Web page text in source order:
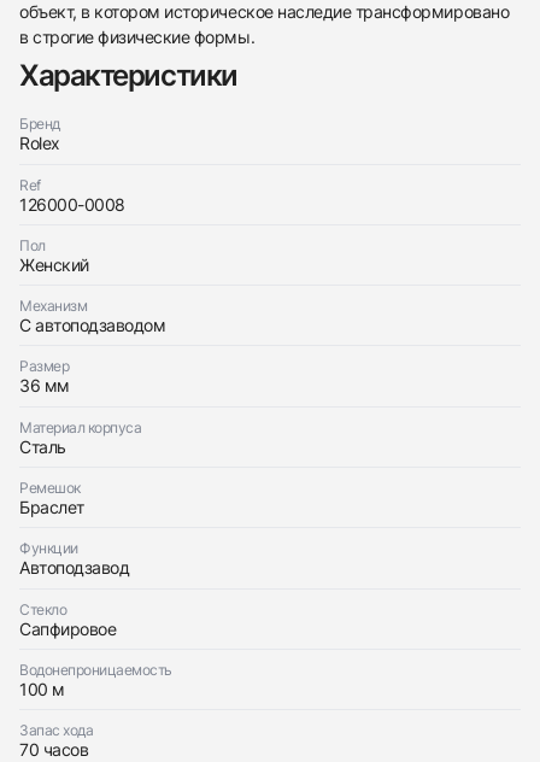
объект, в котором историческое наследие трансформировано
в строгие физические формы.
Характеристики
Бренд
Rolex
Ref
126000-0008
Пол
Женский
Механизм
С автоподзаводом
Размер
36 мм
Материал корпуса
Сталь
Ремешок
Браслет
Функции
Автоподзавод
Стекло
Сапфировое
Водонепроницаемость
100 м
Запас хода
70 часов
Заказать эти часы
с вами
Новые
$13,950
Оставьте ваши контактные данные и мы свяжемся